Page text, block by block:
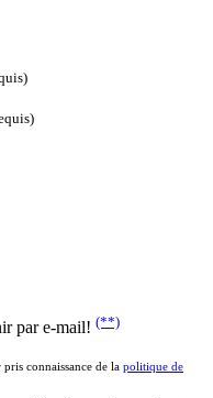
par e-mail! (**)
connaissance de la politique de